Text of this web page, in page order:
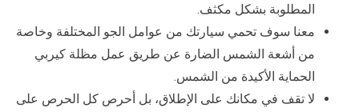
المطلوبة بشكل مكثف.
معنا سوف تحمي سيارتك من عوامل الجو المختلفة وخاصة
من أشعة الشمس الضارة عن طريق عمل مظلة كيربي
الحماية الأكيدة من الشمس.
لا تقف في مكانك على الإطلاق، بل أحرص كل الحرص على